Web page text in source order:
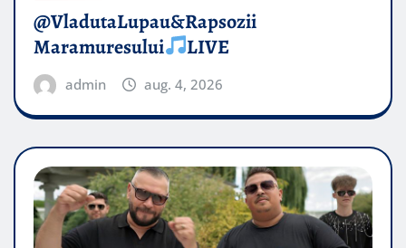
@VladutaLupau&Rapsozii
Maramuresului
LIVE
admin aug. 4, 2026